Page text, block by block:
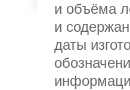
и объёма
и
даты